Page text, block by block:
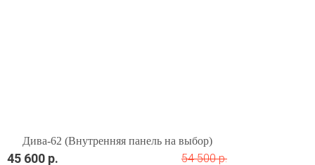
Дива-62 (Внутренняя панель на выбор)
45 600 р. 54 500 р.